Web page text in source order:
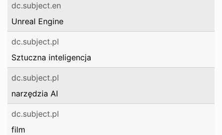
dc.subject.en
Unreal Engine
dc.subject.pl
Sztuczna inteligencja
dc.subject.pl
narzędzia AI
dc.subject.pl
film